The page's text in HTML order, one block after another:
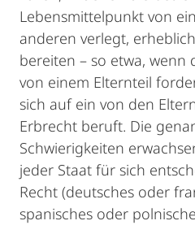
Lebensmittelpunkt von
anderen verlegt,
bereiten – so etwa, wenn
von einem Elternteil
sich auf ein von den
Erbrecht beruft. Die
Schwierigkeiten
jeder Staat für sich
Recht (deutsches oder
spanisches oder